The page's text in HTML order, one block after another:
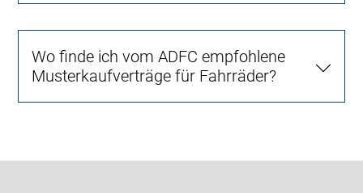
Wo finde ich vom ADFC empfohlene
Musterkaufverträge für Fahrräder?